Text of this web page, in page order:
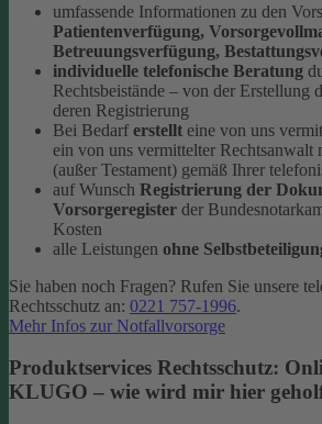
umfassende Informationen zu den
Patientenverfügung,
Betreuungsverfügung,
individuelle telefonische Beratung
Rechtsbeistände – von der Erstellung
deren Registrierung
Bei Bedarf erstellt eine von uns
ein von uns vermittelter Rechtsanwalt
(außer Testament) gemäß Ihrer
auf Wunsch Registrierung der
Vorsorgeregister der
Kosten
alle Leistungen ohne
Sie haben noch Fragen? Rufen Sie unsere
Rechtsschutz an: 0221 757-1996.
Mehr Infos zur Notfallvorsorge
Produktservices Rechtsschutz:
KLUGO – wie wird mir hier